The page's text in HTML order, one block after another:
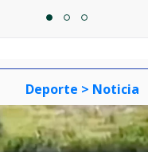
itemitemitem
Deporte > Noticia